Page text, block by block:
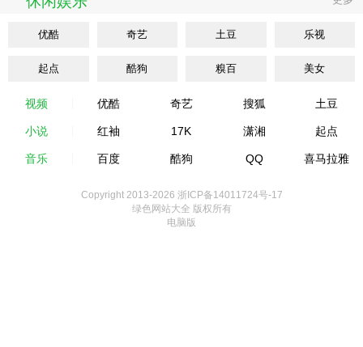
优酷 奇艺 土豆 乐视
起点 酷狗 糗百 美女
视频 优酷 奇艺 搜狐 土豆
小说 红袖 17K 潇湘 起点
音乐 百度 酷狗 QQ 喜马拉雅
Copyright 2013-2026 浙ICP备14011724号-17
绿色网站大全 版权所有
电脑版